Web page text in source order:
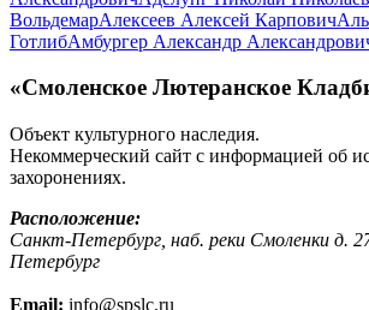
ВольдемарАлексеев Алексей Карпович
ГотлибАмбургер Александр
«Смоленское Лютеранское
Объект культурного наследия.
Некоммерческий сайт с информацией об
захоронениях.
Расположение:
Санкт-Петербург, наб. реки Смоленки д.
Петербург
Email: info@spslc.ru